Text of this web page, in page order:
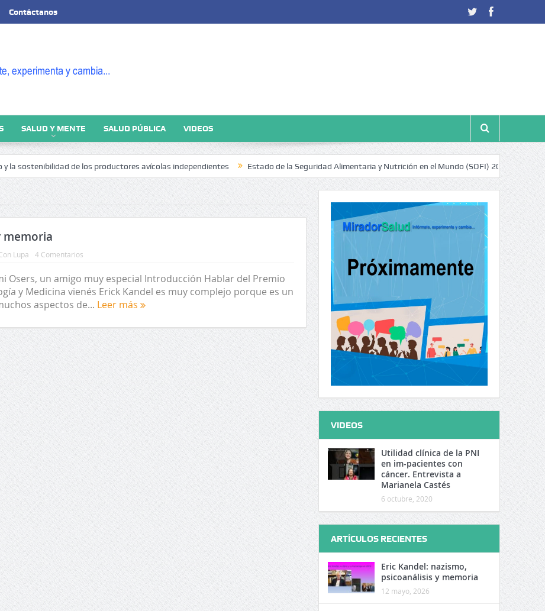
Contáctanos
SALUD Y MENTE SALUD PÚBLICA VIDEOS
de los productores avícolas independientes Estado de la Seguridad Alimentaria y Nutrición en el Mundo (SOFI) 2025: ¿Realidad
memoria
Lupa 4 Comentarios
Osers, un amigo muy especial Introducción Hablar del Premio
y Medicina vienés Erick Kandel es muy complejo porque es un
aspectos de... Leer más
VIDEOS
Utilidad clínica de la PNI
en im-pacientes con
cáncer. Entrevista a
Marianela Castés
6 octubre, 2020
ARTÍCULOS RECIENTES
Eric Kandel: nazismo,
psicoanálisis y memoria
12 mayo, 2026